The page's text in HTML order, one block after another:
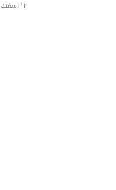
۱۲ اسفند ۱۴۰۳ - ۲۳:۵۰